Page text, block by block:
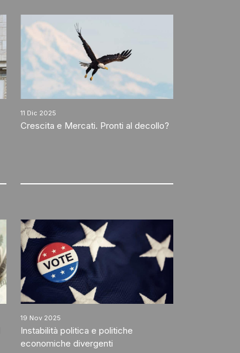
11 Dic 2025
Crescita e Mercati. Pronti al decollo?
19 Nov 2025
Instabilità politica e politiche
economiche divergenti